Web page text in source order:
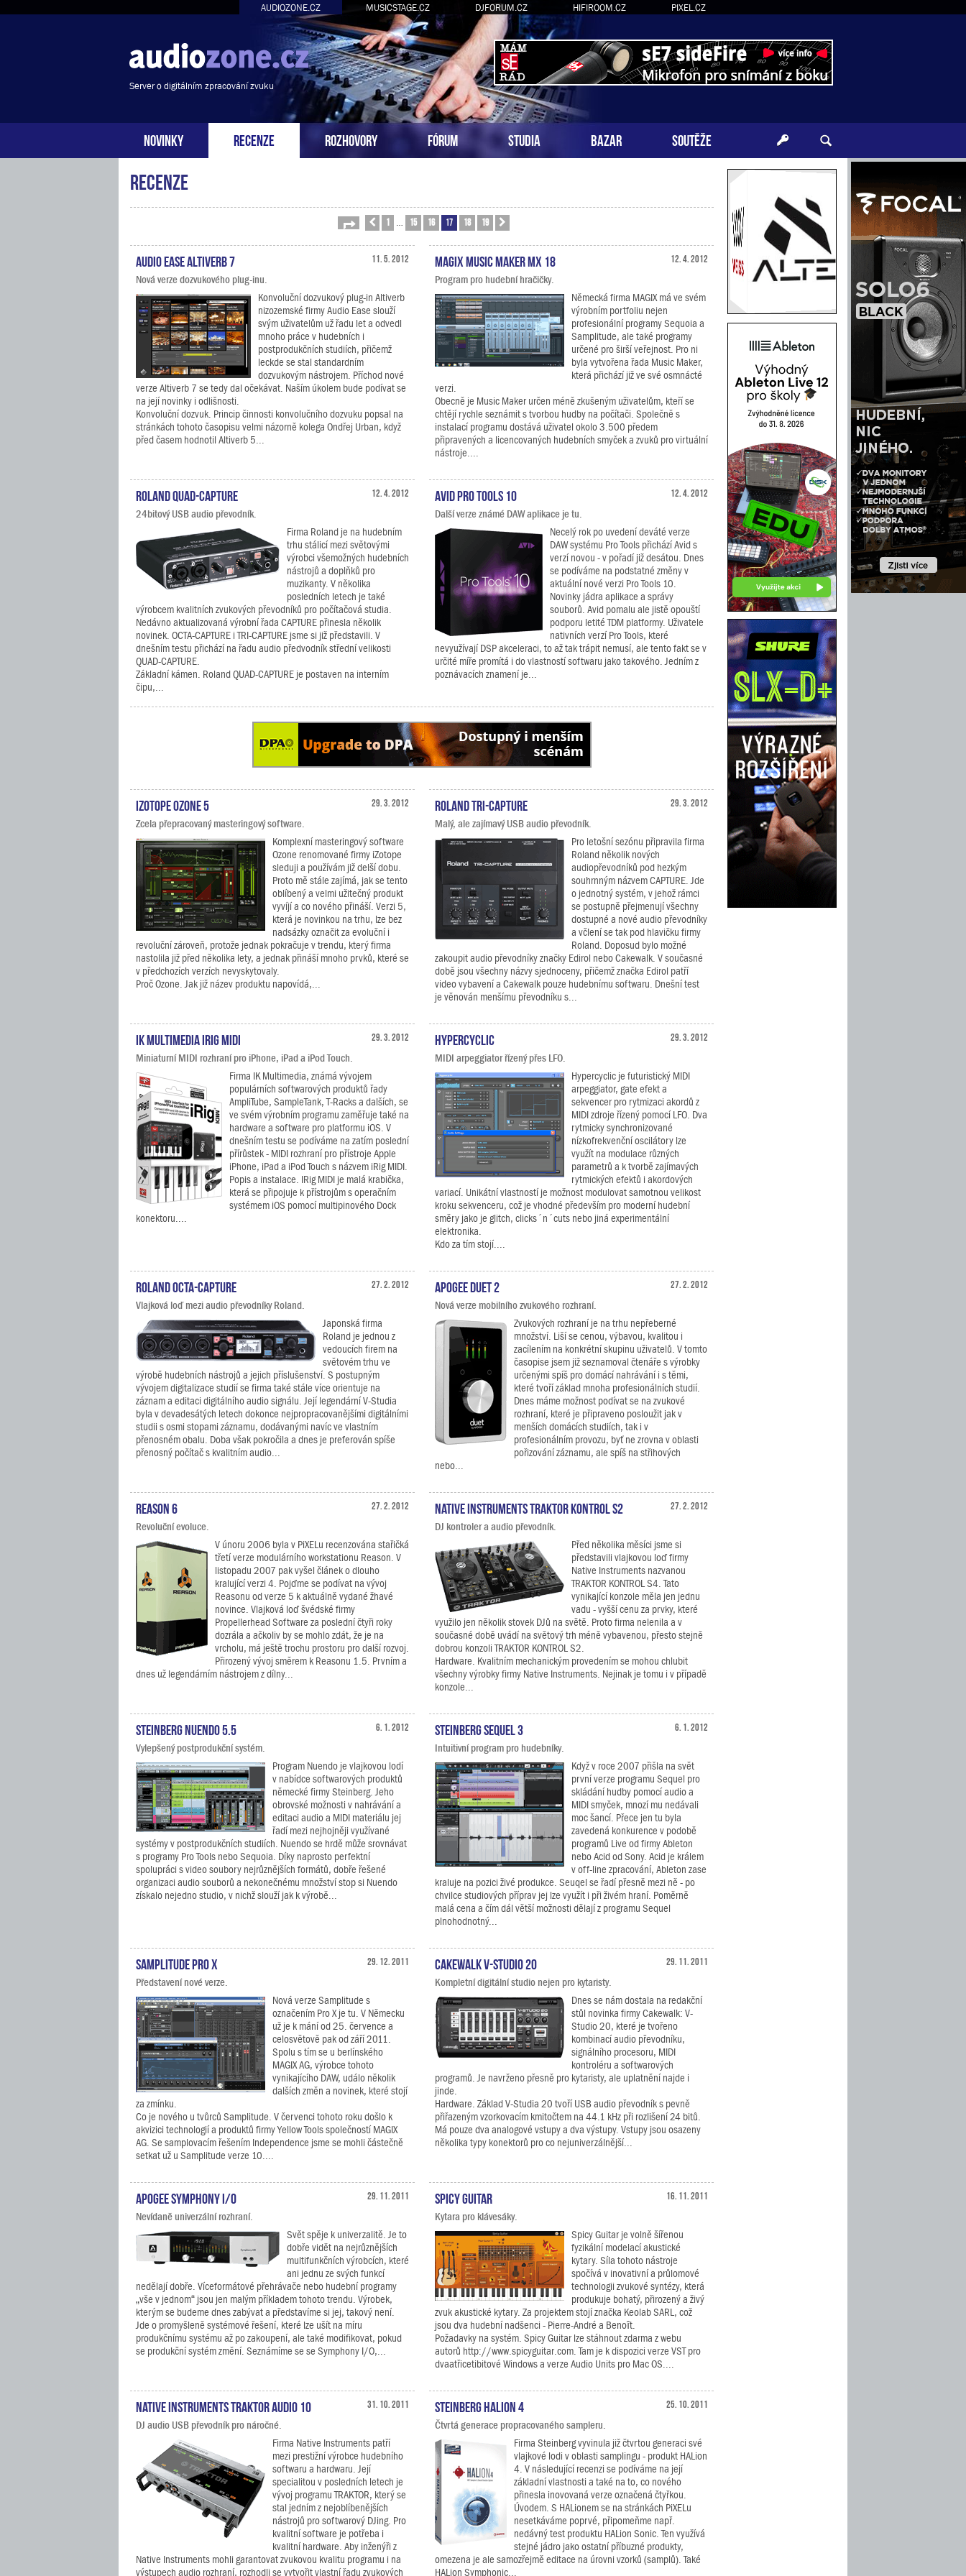
AUDIOZONE.CZ MUSICSTAGE.CZ DJFORUM.CZ HIFIROOM.CZ PIXEL.CZ
Server o digitálním zpracování zvuku
NOVINKY RECENZE ROZHOVORY FÓRUM STUDIA BAZAR SOUTĚŽE
Recenze
Stránka 17Předchozí
1 15 16 17 18 19
11. 5. 2012
Audio Ease Altiverb 7
Nová verze dozvukového plug-inu.
Konvoluční dozvukový plug-in Altiverb
nizozemské firmy Audio Ease slouží
svým uživatelům už řadu let a odvedl
mnoho práce v hudebních i
postprodukčních studiích, přičemž
leckde se stal standardním
dozvukovým nástrojem. Příchod nové
verze Altiverb 7 se tedy dal očekávat. Naším úkolem bude podívat se
na její novinky i odlišnosti.
Konvoluční dozvuk. Princip činnosti konvolučního dozvuku popsal na
stránkách tohoto časopisu velmi názorně kolega Ondřej Urban, když
před časem hodnotil Altiverb 5...
12. 4. 2012
MAGIX Music Maker MX 18
Program pro hudební hračičky.
Německá firma MAGIX má ve svém
výrobním portfoliu nejen
profesionální programy Sequoia a
Samplitude, ale také programy
určené pro širší veřejnost. Pro ni
byla vytvořena řada Music Maker,
která přichází již ve své osmnácté
verzi.
Obecně je Music Maker určen méně zkušeným uživatelům, kteří se
chtějí rychle seznámit s tvorbou hudby na počítači. Společně s
instalací programu dostává uživatel okolo 3.500 předem
připravených a licencovaných hudebních smyček a zvuků pro virtuální
nástroje....
12. 4. 2012
Roland QUAD-CAPTURE
24bitový USB audio převodník.
Firma Roland je na hudebním
trhu stálicí mezi světovými
výrobci všemožných hudebních
nástrojů a doplňků pro
muzikanty. V několika
posledních letech je také
výrobcem kvalitních zvukových převodníků pro počítačová studia.
Nedávno aktualizovaná výrobní řada CAPTURE přinesla několik
novinek. OCTA-CAPTURE i TRI-CAPTURE jsme si již představili. V
dnešním testu přichází na řadu audio předvodník střední velikosti
QUAD-CAPTURE.
Základní kámen. Roland QUAD-CAPTURE je postaven na interním
čipu,...
12. 4. 2012
Avid Pro Tools 10
Další verze známé DAW aplikace je tu.
Necelý rok po uvedení deváté verze
DAW systému Pro Tools přichází Avid s
verzí novou - v pořadí již desátou. Dnes
se podíváme na podstatné změny v
aktuální nové verzi Pro Tools 10.
Novinky jádra aplikace a správy
souborů. Avid pomalu ale jistě opouští
podporu letité TDM platformy. Uživatele
nativních verzí Pro Tools, které
nevyužívají DSP akceleraci, to až tak trápit nemusí, ale tento fakt se v
určité míře promítá i do vlastností softwaru jako takového. Jedním z
poznávacích znamení je...
29. 3. 2012
iZotope Ozone 5
Zcela přepracovaný masteringový software.
Komplexní masteringový software
Ozone renomované firmy iZotope
sleduji a používám již delší dobu.
Proto mě stále zajímá, jak se tento
oblíbený a velmi užitečný produkt
vyvíjí a co nového přináší. Verzi 5,
která je novinkou na trhu, lze bez
nadsázky označit za evoluční i
revoluční zároveň, protože jednak pokračuje v trendu, který firma
nastolila již před několika lety, a jednak přináší mnoho prvků, které se
v předchozích verzích nevyskytovaly.
Proč Ozone. Jak již název produktu napovídá,...
29. 3. 2012
Roland TRI-CAPTURE
Malý, ale zajímavý USB audio převodník.
Pro letošní sezónu připravila firma
Roland několik nových
audiopřevodníků pod hezkým
souhrnným názvem CAPTURE. Jde
o jednotný systém, v jehož rámci
se postupně přejmenují všechny
dostupné a nové audio převodníky
a včlení se tak pod hlavičku firmy
Roland. Doposud bylo možné
zakoupit audio převodníky značky Edirol nebo Cakewalk. V současné
době jsou všechny názvy sjednoceny, přičemž značka Edirol patří
video vybavení a Cakewalk pouze hudebnímu softwaru. Dnešní test
je věnován menšímu převodníku s...
29. 3. 2012
IK Multimedia iRig MIDI
Miniaturní MIDI rozhraní pro iPhone, iPad a iPod Touch.
Firma IK Multimedia, známá vývojem
populárních softwarových produktů řady
AmpliTube, SampleTank, T-Racks a dalších, se
ve svém výrobním programu zaměřuje také na
hardware a software pro platformu iOS. V
dnešním testu se podíváme na zatím poslední
přírůstek - MIDI rozhraní pro přístroje Apple
iPhone, iPad a iPod Touch s názvem iRig MIDI.
Popis a instalace. IRig MIDI je malá krabička,
která se připojuje k přístrojům s operačním
systémem iOS pomocí multipinového Dock
konektoru....
29. 3. 2012
Hypercyclic
MIDI arpeggiator řízený přes LFO.
Hypercyclic je futuristický MIDI
arpeggiator, gate efekt a
sekvencer pro rytmizaci akordů z
MIDI zdroje řízený pomocí LFO. Dva
rytmicky synchronizované
nízkofrekvenční oscilátory lze
využít na modulace různých
parametrů a k tvorbě zajímavých
rytmických efektů i akordových
variací. Unikátní vlastností je možnost modulovat samotnou velikost
kroku sekvenceru, což je vhodné především pro moderní hudební
směry jako je glitch, clicks´n´cuts nebo jiná experimentální
elektronika.
Kdo za tím stojí....
27. 2. 2012
Roland OCTA-CAPTURE
Vlajková loď mezi audio převodníky Roland.
Japonská firma
Roland je jednou z
vedoucích firem na
světovém trhu ve
výrobě hudebních nástrojů a jejich příslušenství. S postupným
vývojem digitalizace studií se firma také stále více orientuje na
záznam a editaci digitálního audio signálu. Její legendární V-Studia
byla v devadesátých letech dokonce nejpropracovanějšími digitálními
studii s osmi stopami záznamu, dodávanými navíc ve vlastním
přenosném obalu. Doba však pokročila a dnes je preferován spíše
přenosný počítač s kvalitním audio...
27. 2. 2012
Apogee Duet 2
Nová verze mobilního zvukového rozhraní.
Zvukových rozhraní je na trhu nepřeberné
množství. Liší se cenou, výbavou, kvalitou i
zacílením na konkrétní skupinu uživatelů. V tomto
časopise jsem již seznamoval čtenáře s výrobky
určenými spíš pro domácí nahrávání i s těmi,
které tvoří základ mnoha profesionálních studií.
Dnes máme možnost podívat se na zvukové
rozhraní, které je připraveno posloužit jak v
menších domácích studiích, tak i v
profesionálním provozu, byť ne zrovna v oblasti
pořizování záznamu, ale spíš na střihových
nebo...
27. 2. 2012
Reason 6
Revoluční evoluce.
V únoru 2006 byla v PiXELu recenzována stařičká
třetí verze modulárního workstationu Reason. V
listopadu 2007 pak vyšel článek o dlouho
kralující verzi 4. Pojďme se podívat na vývoj
Reasonu od verze 5 k aktuálně vydané žhavé
novince. Vlajková loď švédské firmy
Propellerhead Software za poslední čtyři roky
dozrála a ačkoliv by se mohlo zdát, že je na
vrcholu, má ještě trochu prostoru pro další rozvoj.
Přirozený vývoj směrem k Reasonu 1.5. Prvním a
dnes už legendárním nástrojem z dílny...
27. 2. 2012
Native Instruments TRAKTOR KONTROL S2
DJ kontroler a audio převodník.
Před několika měsíci jsme si
představili vlajkovou loď firmy
Native Instruments nazvanou
TRAKTOR KONTROL S4. Tato
vynikající konzole měla jen jednu
vadu - vyšší cenu za prvky, které
využilo jen několik stovek DJů na světě. Proto firma nelenila a v
současné době uvádí na světový trh méně vybavenou, přesto stejně
dobrou konzoli TRAKTOR KONTROL S2.
Hardware. Kvalitním mechanickým provedením se mohou chlubit
všechny výrobky firmy Native Instruments. Nejinak je tomu i v případě
konzole...
6. 1. 2012
Steinberg Nuendo 5.5
Vylepšený postprodukční systém.
Program Nuendo je vlajkovou lodí
v nabídce softwarových produktů
německé firmy Steinberg. Jeho
obrovské možnosti v nahrávání a
editaci audio a MIDI materiálu jej
řadí mezi nejhojněji využívané
systémy v postprodukčních studiích. Nuendo se hrdě může srovnávat
s programy Pro Tools nebo Sequoia. Díky naprosto perfektní
spolupráci s video soubory nejrůznějších formátů, dobře řešené
organizaci audio souborů a nekonečnému množství stop si Nuendo
získalo nejedno studio, v nichž slouží jak k výrobě...
6. 1. 2012
Steinberg Sequel 3
Intuitivní program pro hudebníky.
Když v roce 2007 přišla na svět
první verze programu Sequel pro
skládání hudby pomocí audio a
MIDI smyček, mnozí mu nedávali
moc šancí. Přece jen tu byla
zavedená konkurence v podobě
programů Live od firmy Ableton
nebo Acid od Sony. Acid je králem
v off-line zpracování, Ableton zase
kraluje na pozici živé produkce. Seuqel se řadí přesně mezi ně - po
chvilce studiových příprav jej lze využít i při živém hraní. Poměrně
malá cena a čím dál větší možnosti dělají z programu Sequel
plnohodnotný...
29. 12. 2011
Samplitude Pro X
Představení nové verze.
Nová verze Samplitude s
označením Pro X je tu. V Německu
už je k mání od 25. července a
celosvětově pak od září 2011.
Spolu s tím se u berlínského
MAGIX AG, výrobce tohoto
vynikajícího DAW, událo několik
dalších změn a novinek, které stojí
za zmínku.
Co je nového u tvůrců Samplitude. V červenci tohoto roku došlo k
akvizici technologií a produktů firmy Yellow Tools společností MAGIX
AG. Se samplovacím řešením Independence jsme se mohli částečně
setkat už u Samplitude verze 10....
29. 11. 2011
Cakewalk V-Studio 20
Kompletní digitální studio nejen pro kytaristy.
Dnes se nám dostala na redakční
stůl novinka firmy Cakewalk: V-
Studio 20, které je tvořeno
kombinací audio převodníku,
signálního procesoru, MIDI
kontroléru a softwarových
programů. Je navrženo přesně pro kytaristy, ale uplatnění najde i
jinde.
Hardware. Základ V-Studia 20 tvoří USB audio převodník s pevně
přiřazeným vzorkovacím kmitočtem na 44.1 kHz při rozlišení 24 bitů.
Má pouze dva analogové vstupy a dva výstupy. Vstupy jsou osazeny
několika typy konektorů pro co nejuniverzálnější...
29. 11. 2011
Apogee Symphony I/O
Nevídaně univerzální rozhraní.
Svět spěje k univerzalitě. Je to
dobře vidět na nejrůznějších
multifunkčních výrobcích, které
ani jednu ze svých funkcí
nedělají dobře. Víceformátové přehrávače nebo hudební programy
„vše v jednom“ jsou jen malým příkladem tohoto trendu. Výrobek,
kterým se budeme dnes zabývat a představíme si jej, takový není.
Jde o promyšleně systémové řešení, které lze ušít na míru
produkčnímu systému až po zakoupení, ale také modifikovat, pokud
se produkční systém změní. Seznámíme se se Symphony I/O,...
16. 11. 2011
Spicy Guitar
Kytara pro klávesáky.
Spicy Guitar je volně šířenou
fyzikální modelací akustické
kytary. Síla tohoto nástroje
spočívá v inovativní a průlomové
technologii zvukové syntézy, která
produkuje bohatý, přirozený a živý
zvuk akustické kytary. Za projektem stojí značka Keolab SARL, což
jsou dva hudební nadšenci - Pierre-André a Benoît.
Požadavky na systém. Spicy Guitar lze stáhnout zdarma z webu
autorů http://www.spicyguitar.com. Tam je k dispozici verze VST pro
dvaatřicetibitové Windows a verze Audio Units pro Mac OS....
31. 10. 2011
Native Instruments TRAKTOR AUDIO 10
DJ audio USB převodník pro náročné.
Firma Native Instruments patří
mezi prestižní výrobce hudebního
softwaru a hardwaru. Její
specialitou v posledních letech je
vývoj programu TRAKTOR, který se
stal jedním z nejoblíbenějších
nástrojů pro softwarový DJing. Pro
kvalitní software je potřeba i
kvalitní hardware. Aby inženýři z
Native Instruments mohli garantovat zvukovou kvalitu programu i na
výstupech audio rozhraní, rozhodli se vytvořit vlastní řadu zvukových
25. 10. 2011
Steinberg HALion 4
Čtvrtá generace propracovaného sampleru.
Firma Steinberg vyvinula již čtvrtou generaci své
vlajkové lodi v oblasti samplingu - produkt HALion
4. V následující recenzi se podíváme na její
základní vlastnosti a také na to, co nového
přinesla inovovaná verze označená čtyřkou.
Úvodem. S HALionem se na stránkách PiXELu
nesetkáváme poprvé, připomeňme např.
nedávný test produktu HALion Sonic. Ten využívá
stejné jádro jako ostatní příbuzné produkty,
omezena je ale samozřejmě editace na úrovni vzorků (samplů). Také
HALion Symphonic...